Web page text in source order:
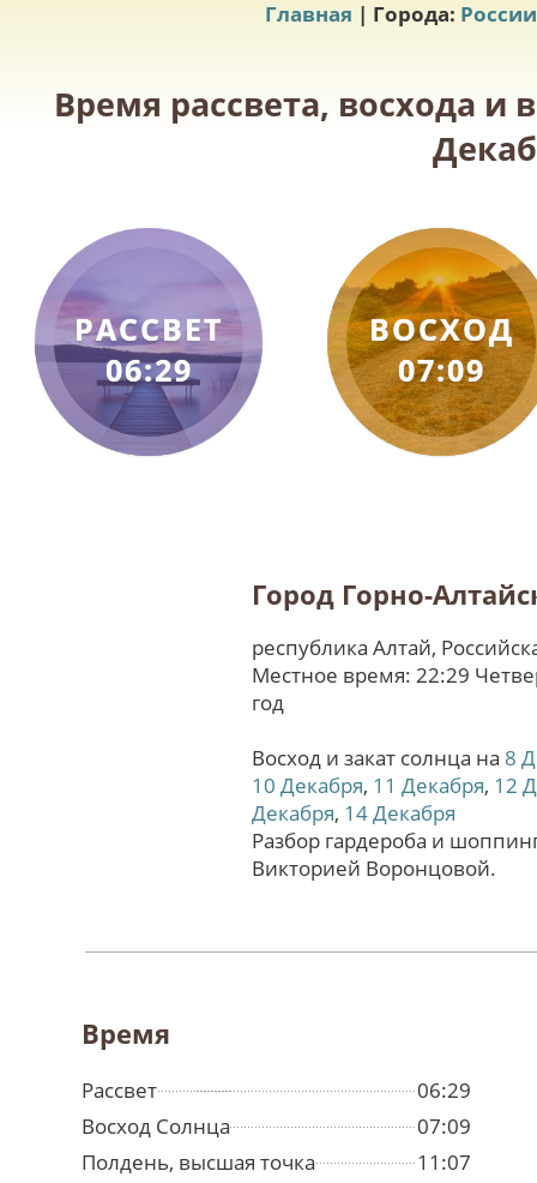
Главная | Города: России
Время рассвета, восхода и
РАССВЕТ
06:29
ВОСХОД
07:09
Город Горно-
республика Алтай,
Местное время: 22:29
год
Восход и закат солнца на 8
10 Декабря, 11 Декабря, 12
Декабря, 14 Декабря
Разбор гардероба и
Викторией Воронцовой.
Время
Рассвет
06:29
Восход Солнца
07:09
Полдень, высшая точка
11:07